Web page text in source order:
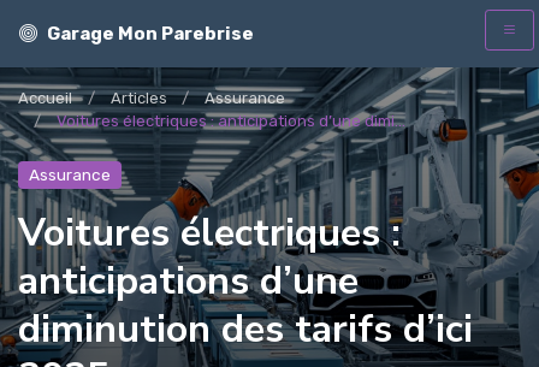
Garage Mon Parebrise
Accueil Articles
Assurance
Voitures électriques : anticipations d’une dimi...
Assurance
Voitures électriques :
anticipations d’une
diminution des tarifs d’ici